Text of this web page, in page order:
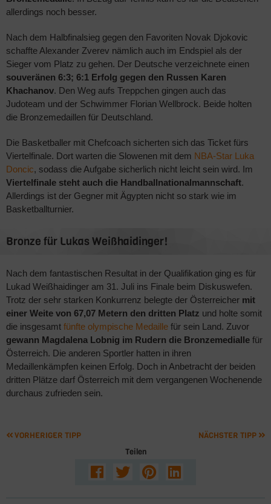
allerdings noch besser.
Nach dem Halbfinalsieg gegen den Favoriten Novak Djokovic
schaffte Alexander Zverev nämlich auch im Endspiel als der
Sieger vom Platz zu gehen. Der Deutsche verzeichnete einen
souveränen 6:3; 6:1 Erfolg gegen den Russen Karen
Khachanov. Den Weg aufs Treppchen gingen auch das
Judoteam und der Schwimmer Florian Wellbrock. Beide holten
die Bronzemedaillen für Deutschland.
Die Basketballer mit Chefcoach sicherten sich das Ticket fürs
Viertelfinale. Dort warten die Slowenen mit dem NBA-Star Luka
Doncic, sodass die Aufgabe sicherlich nicht leicht sein wird. Im
Viertelfinale steht auch die Handballnationalmannschaft.
Allerdings ist der Gegner mit Ägypten nicht so stark wie im
Basketballturnier.
Bronze für Lukas Weißhaidinger!
Nach dem fantastischen Resultat in der Qualifikation ging es für
Lukad Weißhaidinger am 31. Juli ins Finale beim Diskuswefen.
Trotz der sehr starken Konkurrenz belegte der Österreicher mit
einer Weite von 67,07 Metern den dritten Platz und holte somit
die insgesamt fünfte olympische Medaille für sein Land. Zuvor
gewann Magdalena Lobnig im Rudern die Bronzemedialle für
Österreich. Die anderen Sportler hatten in ihren
Medaillenkämpfen keinen Erfolg. Doch in Anbetracht der beiden
dritten Plätze darf Österreich mit dem vergangenen Wochenende
durchaus zufrieden sein.
VORHERIGER TIPP
NÄCHSTER TIPP
Teilen